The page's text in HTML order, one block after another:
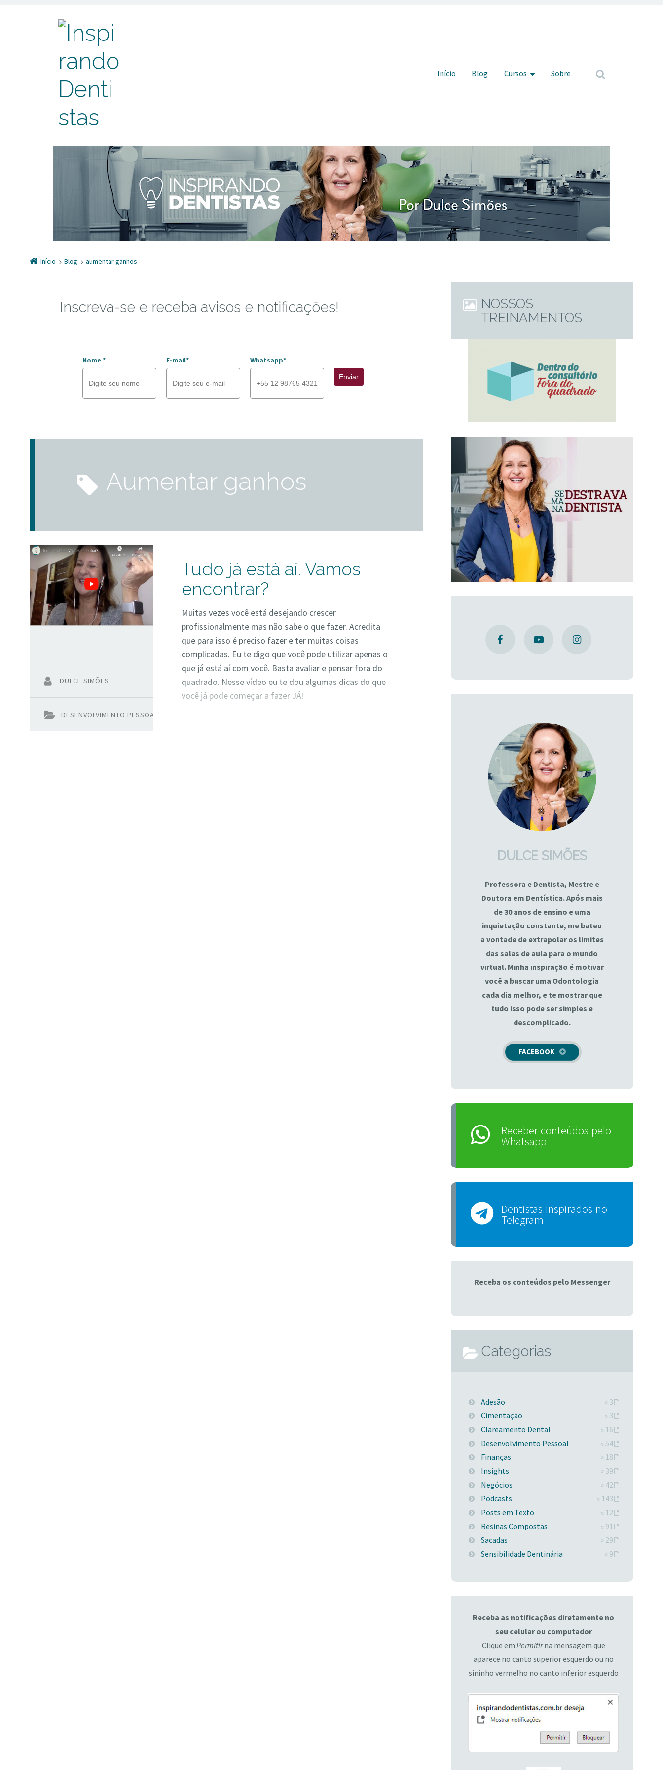
Pular para o conteúdo
Início Blog Cursos Sobre
Início Blog aumentar ganhos
Inscreva-se e receba avisos e notificações!
Nome * E-mail* Whatsapp*
Enviar
aumentar ganhos
DESENVOLVIMENTO PESSOAL
DULCE SIMÕES
Tudo já está aí. Vamos
encontrar?
Muitas vezes você está desejando crescer
profissionalmente mas não sabe o que fazer. Acredita
que para isso é preciso fazer e ter muitas coisas
complicadas. Eu te digo que você pode utilizar apenas o
que já está aí com você. Basta avaliar e pensar fora do
quadrado. Nesse vídeo eu te dou algumas dicas do que
você já pode começar a fazer JÁ!
NOSSOS
TREINAMENTOS
DULCE SIMÕES
Professora e Dentista, Mestre e
Doutora em Dentística. Após mais
de 30 anos de ensino e uma
inquietação constante, me bateu
a vontade de extrapolar os limites
das salas de aula para o mundo
virtual. Minha inspiração é motivar
você a buscar uma Odontologia
cada dia melhor, e te mostrar que
tudo isso pode ser simples e
descomplicado.
FACEBOOK
Receber conteúdos pelo
Whatsapp
Dentistas Inspirados no
Telegram
Receba os conteúdos pelo Messenger
Categorias
Adesão
» 3
Cimentação
» 3
Clareamento Dental
» 16
Desenvolvimento Pessoal
» 54
Finanças
» 18
Insights
» 39
Negócios
» 42
Podcasts
» 143
Posts em Texto
» 12
Resinas Compostas
» 91
Sacadas
» 29
Sensibilidade Dentinária
» 9
Receba as notificações diretamente no
seu celular ou computador
Clique em Permitirna mensagem que
aparece no canto superior esquerdo ou no
sininho vermelho no canto inferior esquerdo